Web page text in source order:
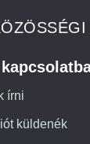
írni
küldenék